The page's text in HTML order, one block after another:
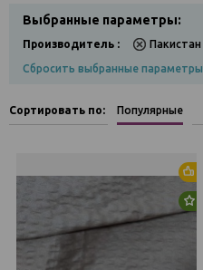
Выбранные параметры:
Производитель : Пакистан
Сбросить выбранные параметры
Сортировать по: Популярные